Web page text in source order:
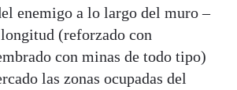
enemigo a lo largo del muro –
(reforzado con
con minas de todo tipo)
las zonas ocupadas del